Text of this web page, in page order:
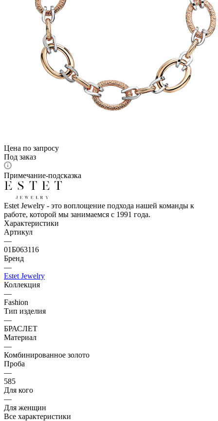
Цена по запросу
Под заказ
Примечание-подсказка
Estet Jewelry - это воплощение подхода нашей команды к
работе, которой мы занимаемся с 1991 года.
Характеристики
Артикул
—
01Б063116
Бренд
—
Estet Jewelry
Коллекция
—
Fashion
Тип изделия
—
БРАСЛЕТ
Материал
—
Комбинированное золото
Проба
—
585
Для кого
—
Для женщин
Все характеристики